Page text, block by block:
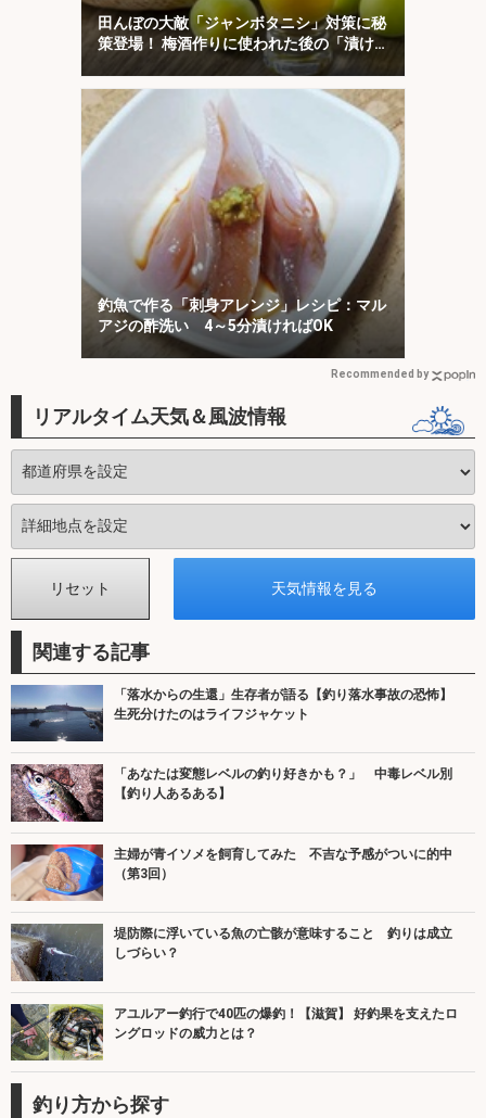
田んぼの大敵「ジャンボタニシ」対策に秘
策登場！ 梅酒作りに使われた後の「漬け
梅」が効く？
釣魚で作る「刺身アレンジ」レシピ：マル
アジの酢洗い 4～5分漬ければOK
Recommended by
リアルタイム天気＆風波情報
関連する記事
「落水からの生還」生存者が語る【釣り落水事故の恐怖】
生死分けたのはライフジャケット
「あなたは変態レベルの釣り好きかも？」 中毒レベル別
【釣り人あるある】
主婦が青イソメを飼育してみた 不吉な予感がついに的中
（第3回）
堤防際に浮いている魚の亡骸が意味すること 釣りは成立
しづらい？
アユルアー釣行で40匹の爆釣！【滋賀】 好釣果を支えたロ
ングロッドの威力とは？
釣り方から探す